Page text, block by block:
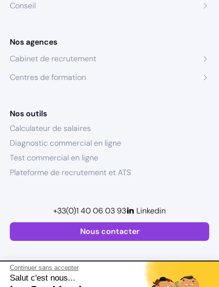
Continuer sans accepter
Salut c'est nous...
Conseil
Nos agences
Cabinet de recrutement
Centres de formation
Nos outils
Calculateur de salaires
Diagnostic commercial en ligne
Test commercial en ligne
Plateforme de recrutement et ATS
Nous contacter
+33(0)1 40 06 03 93 Linkedin